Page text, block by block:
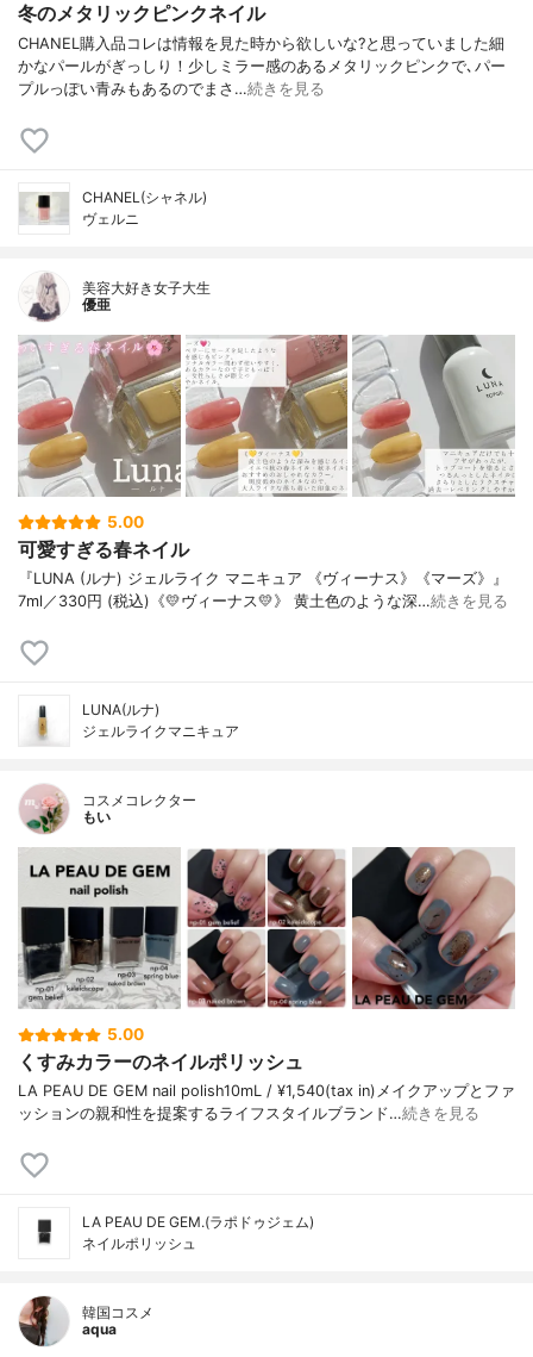
冬のメタリックピンクネイル
CHANEL購入品コレは情報を見た時から欲しいな?と思っていました細
かなパールがぎっしり！少しミラー感のあるメタリックピンクで､パー
プルっぽい青みもあるのでまさ…続きを見る
CHANEL(シャネル)
ヴェルニ
美容大好き女子大生
優亜
5.00
可愛すぎる春ネイル
『LUNA (ルナ) ジェルライク マニキュア 《ヴィーナス》《マーズ》』
7ml／330円 (税込)《💛ヴィーナス💛》 黄土色のような深…続きを見る
LUNA(ルナ)
ジェルライクマニキュア
コスメコレクター
もい
5.00
くすみカラーのネイルポリッシュ
LA PEAU DE GEM nail polish10mL / ¥1,540(tax in)メイクアップとファ
ッションの親和性を提案するライフスタイルブランド…続きを見る
LA PEAU DE GEM.(ラポドゥジェム)
ネイルポリッシュ
韓国コスメ
aqua